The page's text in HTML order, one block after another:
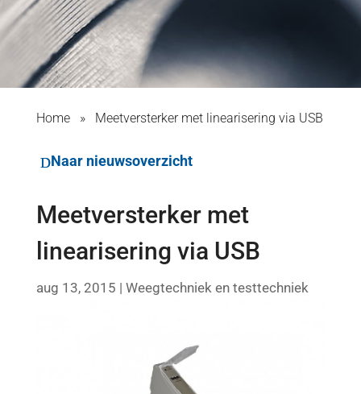
Home» Meetversterker met linearisering via USB
Naar nieuwsoverzicht
Meetversterker met
linearisering via USB
aug 13, 2015 | Weegtechniek en testtechniek